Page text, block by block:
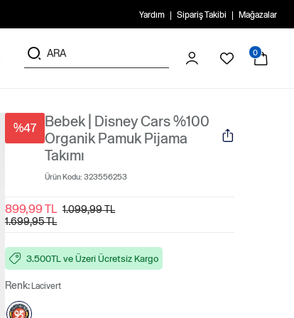
Yardım Sipariş Takibi Mağazalar
0
%47
Bebek | Disney Cars %100
Organik Pamuk Pijama
Takımı
Ürün Kodu: 323556253
899,99 TL 1.099,99 TL
1.699,95 TL
3.500TL ve Üzeri Ücretsiz Kargo
Renk: Lacivert